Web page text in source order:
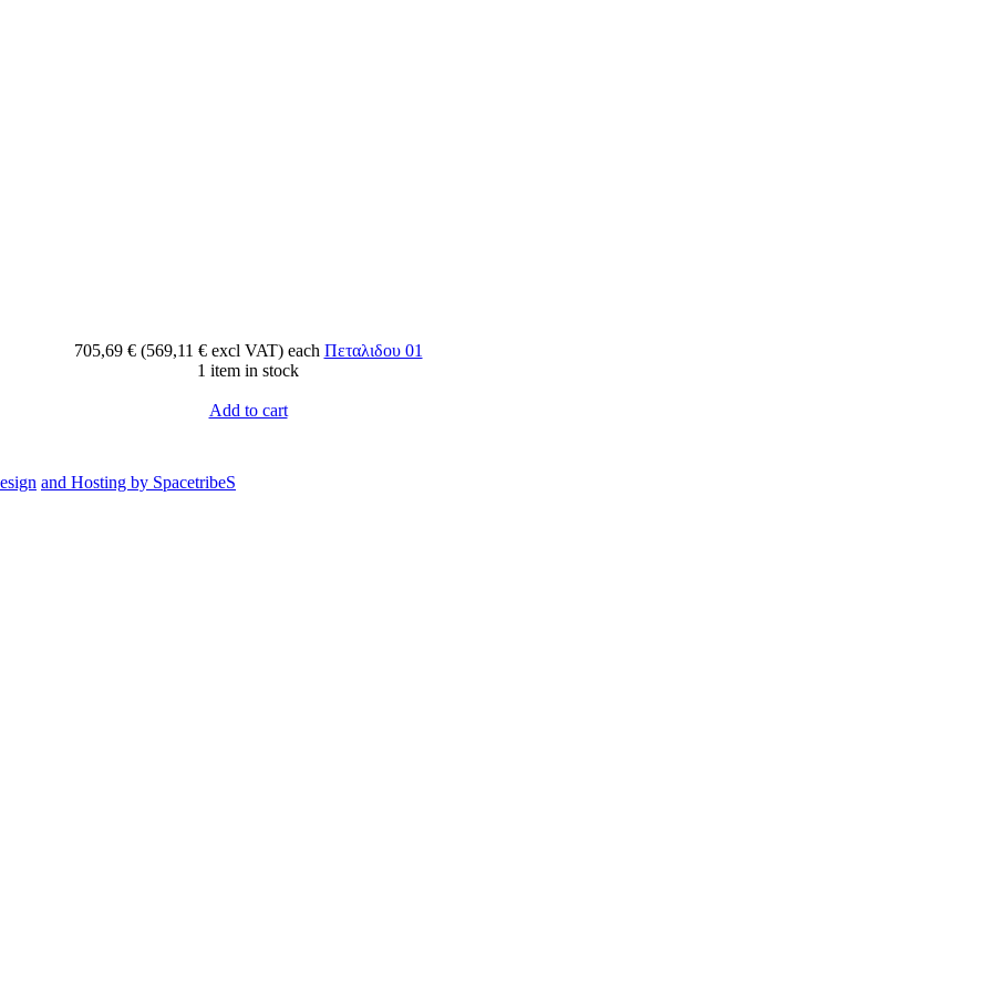
705,69 € (569,11 € excl VAT) each Πεταλιδου 01
1 item in stock
Add to cart
and Hosting by SpacetribeS